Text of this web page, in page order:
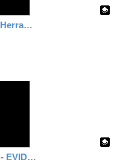
Evidencia Fundamental: Herramientas de Gestión de Aprendizaje_Google Classroom
SECUENCIA DIDÁCTIVA- EVIDENCIA INNOVACIÓN EDUCATIVA